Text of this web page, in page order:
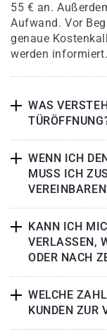
55 € an.
Aufwand. Vor
genaue
werden informiert.
WAS
WENN ICH
MUSS ICH
KANN ICH
VERLASSEN,
ODER NACH
WELCHE
KUNDEN ZUR